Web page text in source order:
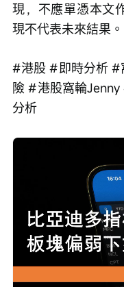
現，不應單憑本文
現不代表未來結果。
#港股 #即時分析 #
險 #港股窩輪
分析
消 /
0%
0%